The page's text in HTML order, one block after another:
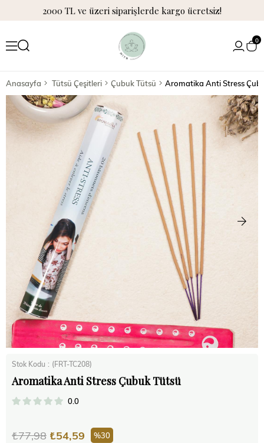
2000 TL ve üzeri siparişlerde kargo ücretsiz!
0
Anasayfa Tütsü Çeşitleri Çubuk Tütsü Aromatika Anti Stress
Stok Kodu (FRT-TC208)
Aromatika Anti Stress Çubuk Tütsü
0.0
₺77,98 ₺54,59 30